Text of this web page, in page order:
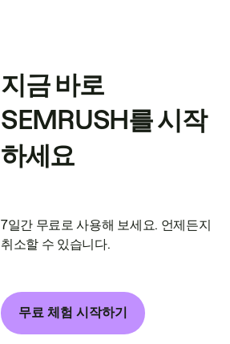
지금 바로
SEMRUSH를 시작
하세요
7일간 무료로 사용해 보세요. 언제든지
취소할 수 있습니다.
무료 체험 시작하기